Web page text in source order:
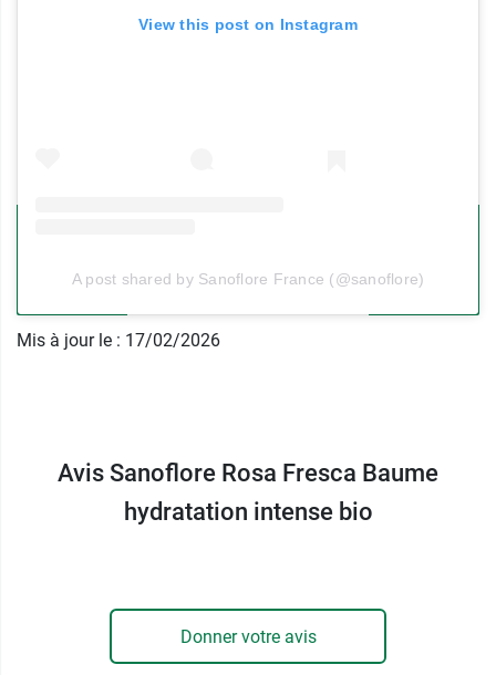
notamment en association avec le
View this post on Instagram
A post shared by Sanoflore France (@sanoflore)
Mis à jour le : 17/02/2026
Avis Sanoflore Rosa Fresca Baume
hydratation intense bio
Donner votre avis